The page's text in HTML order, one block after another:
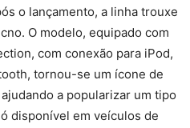
o lançamento, a linha trouxe
O modelo, equipado com
com conexão para iPod,
tornou-se um ícone de
a popularizar um tipo
disponível em veículos de